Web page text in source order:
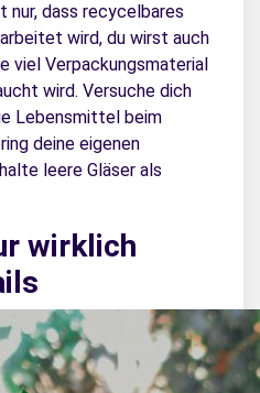
nur, dass recycelbares
wird, du wirst auch
viel Verpackungsmaterial
wird. Versuche dich
Lebensmittel beim
deine eigenen
leere Gläser als
wirklich